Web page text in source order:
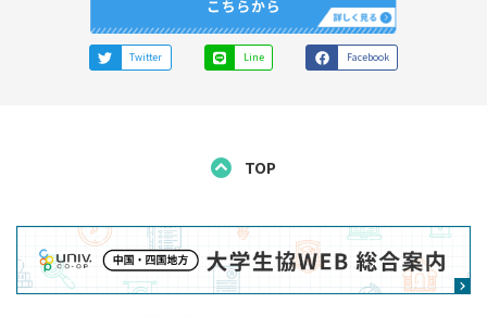
Twitter Line Facebook
TOP